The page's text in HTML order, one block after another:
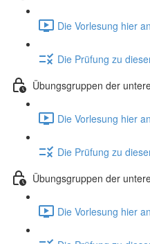
Die Vorlesung hier
Die Prüfung zu
Übungsgruppen der
Die Vorlesung hier
Die Prüfung zu
Übungsgruppen der
Die Vorlesung hier